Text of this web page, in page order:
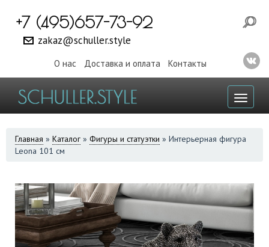
+7 (495)657-73-92
zakaz@schuller.style
О нас Доставка и оплата Контакты
ВЫ
ЗДЕСЬ
Главная » Каталог » Фигуры и статуэтки » Интерьерная фигура
Leona 101 см